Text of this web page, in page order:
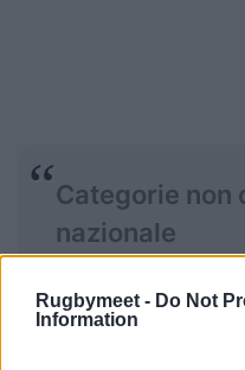
Rugbymeet - Do Not
Information
Categorie non
nazionale